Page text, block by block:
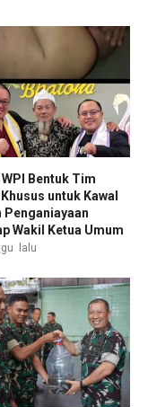
WPI Bentuk Tim
untuk Kawal
Penganiayaan
Wakil Ketua Umum
lalu